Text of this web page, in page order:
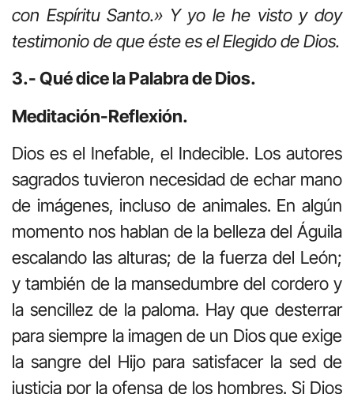
con Espíritu Santo.» Y yo le he visto y doy
testimonio de que éste es el Elegido de Dios.
3.- Qué dice la Palabra de Dios.
Meditación-Reflexión.
Dios es el Inefable, el Indecible. Los autores
sagrados tuvieron necesidad de echar mano
de imágenes, incluso de animales. En algún
momento nos hablan de la belleza del Águila
escalando las alturas; de la fuerza del León;
y también de la mansedumbre del cordero y
la sencillez de la paloma. Hay que desterrar
para siempre la imagen de un Dios que exige
la sangre del Hijo para satisfacer la sed de
justicia por la ofensa de los hombres. Si Dios